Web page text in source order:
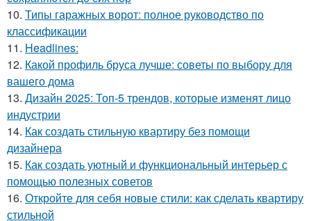
10. Типы гаражных ворот: полное руководство по
классификации
11. Headlines:
12. Какой профиль бруса лучше: советы по выбору для
вашего дома
13. Дизайн 2025: Топ-5 трендов, которые изменят лицо
индустрии
14. Как создать стильную квартиру без помощи
дизайнера
15. Как создать уютный и функциональный интерьер с
помощью полезных советов
16. Откройте для себя новые стили: как сделать квартиру
стильной